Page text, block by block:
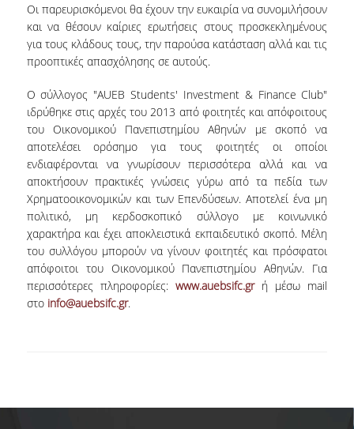
ΒΡΑΒΕΙΑ ΕΞΑΙΡΕΤΙΚΗΣ ΕΠΙΔΟΣΗΣ ΣΤΗ
ΔΙΔΑΣΚΑΛΙΑ
ΑΝΘΡΩΠΙΝΟ ΔΥΝΑΜΙΚΟ
ΠΡΟΣΩΠΙΚΟ ΤΟΥ ΤΜΗΜΑΤΟΣ
ΜΕΛΗ ΔΕΠ
ΕΠΙΤΙΜΟΙ ΔΙΔΑΚΤΟΡΕΣ
ΕΠΙΣΚΕΠΤΕΣ ΚΑΘΗΓΗΤΕΣ
ΜΕΛΗ Ε.ΔΙ.Π.
ΜΕΛΗ Ε.Τ.Ε.Π.
ΔΙΟΙΚΗΤΙΚΟ ΠΡΟΣΩΠΙΚΟ
Οι παρευρισκόμενοι θα έχουν την ευκαιρία να συνομιλήσουν
και να θέσουν καίριες ερωτήσεις στους προσκεκλημένους
για τους κλάδους τους, την παρούσα κατάσταση αλλά και τις
προοπτικές απασχόλησης σε αυτούς.
Ο σύλλογος "AUEB Students' Investment & Finance Club"
ιδρύθηκε στις αρχές του 2013 από φοιτητές και απόφοιτους
του Οικονομικού Πανεπιστημίου Αθηνών με σκοπό να
αποτελέσει ορόσημο για τους φοιτητές οι οποίοι
ενδιαφέρονται να γνωρίσουν περισσότερα αλλά και να
αποκτήσουν πρακτικές γνώσεις γύρω από τα πεδία των
Χρηματοοικονομικών και των Επενδύσεων. Αποτελεί ένα μη
πολιτικό, μη κερδοσκοπικό σύλλογο με κοινωνικό
χαρακτήρα και έχει αποκλειστικά εκπαιδευτικό σκοπό. Μέλη
του συλλόγου μπορούν να γίνουν φοιτητές και πρόσφατοι
απόφοιτοι του Οικονομικού Πανεπιστημίου Αθηνών. Για
περισσότερες πληροφορίες: www.auebsifc.grή μέσω mail
στο info@auebsifc.gr.